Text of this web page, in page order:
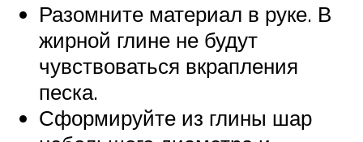
Разомните материал в руке. В
жирной глине не будут
чувствоваться вкрапления
песка.
Сформируйте из глины шар